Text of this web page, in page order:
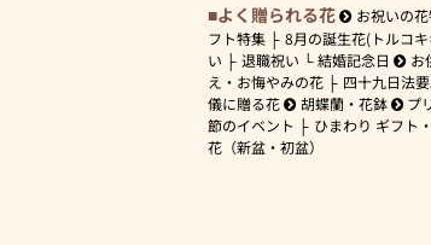
よく贈られる花 お祝いの
フト特集
8月の誕生花(トルコ
い
退職祝い 結婚記念日 お
え・お悔やみの花
四十九日法
儀に贈る花
胡蝶蘭・花鉢 プ
節のイベント
ひまわり ギフト
花（新盆・初盆）